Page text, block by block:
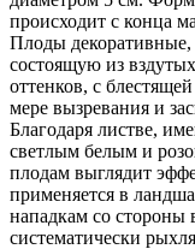
происходит с конца
Плоды декоративные,
состоящую из
оттенков, с
мере вызревания и
Благодаря листве,
светлым белым и
плодам выглядит
применяется в
нападкам со стороны
систематически